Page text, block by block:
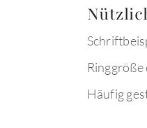
Häufig